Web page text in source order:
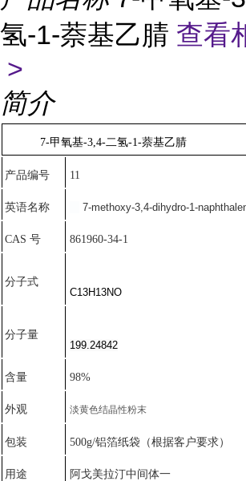
氢-1-萘基乙腈 查看
>
简介
7-甲氧基-3,4-二氢-1-萘基乙腈
产品编号 11
英语名称 7-methoxy-3,4-dihydro-1-
CAS 号 861960-34-1
分子式
C13H13NO
分子量
199.24842
含量 98%
外观 淡黄色结晶性粉末
包装 500g/铝箔纸袋（根据客户要求）
用途 阿戈美拉汀中间体一